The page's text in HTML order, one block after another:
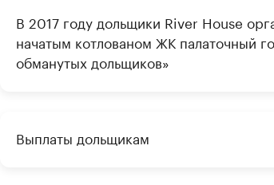
В 2017 году дольщики River House
начатым котлованом ЖК палаточный
обманутых дольщиков»
Выплаты дольщикам